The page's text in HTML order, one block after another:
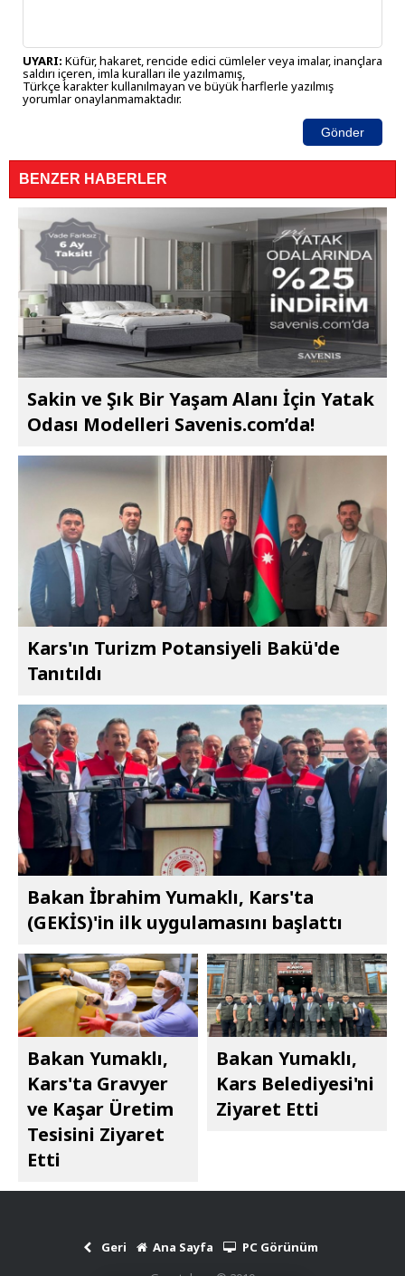
UYARI: Küfür, hakaret, rencide edici cümleler veya imalar, inançlara
saldırı içeren, imla kuralları ile yazılmamış,
Türkçe karakter kullanılmayan ve büyük harflerle yazılmış
yorumlar onaylanmamaktadır.
Gönder
BENZER HABERLER
Sakin ve Şık Bir Yaşam Alanı İçin Yatak
Odası Modelleri Savenis.com’da!
Kars'ın Turizm Potansiyeli Bakü'de
Tanıtıldı
Bakan İbrahim Yumaklı, Kars'ta
(GEKİS)'in ilk uygulamasını başlattı
Bakan Yumaklı,
Kars'ta Gravyer
ve Kaşar Üretim
Tesisini Ziyaret
Etti
Bakan Yumaklı,
Kars Belediyesi'ni
Ziyaret Etti
Geri Ana Sayfa
PC Görünüm